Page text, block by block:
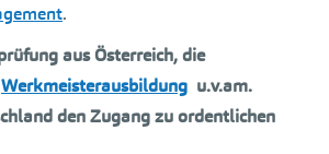
.
aus Österreich, die
Werkmeisterausbildung u.v.am.
den Zugang zu ordentlichen